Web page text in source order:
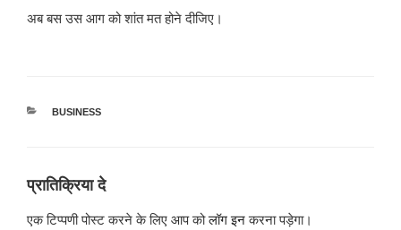
अब बस उस आग को शांत मत होने दीजिए।
श्रेणियाँ
BUSINESS
प्रातिक्रिया दे
एक टिप्पणी पोस्ट करने के लिए आप कोलॉग इनकरना पड़ेगा।